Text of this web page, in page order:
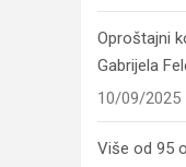
Oproštajni
Gabrijela
10/09/2025
Više od 95